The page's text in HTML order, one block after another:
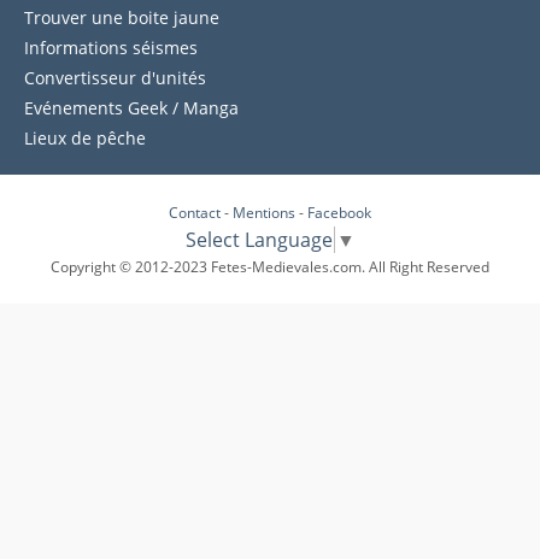
Trouver une boite jaune
Informations séismes
Convertisseur d'unités
Evénements Geek / Manga
Lieux de pêche
Contact- Mentions - Facebook
Select Language ▼
Copyright © 2012-2023 Fetes-Medievales.com. All Right Reserved